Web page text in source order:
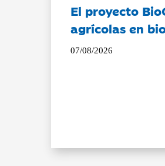
El proyecto
agrícolas en
07/08/2026